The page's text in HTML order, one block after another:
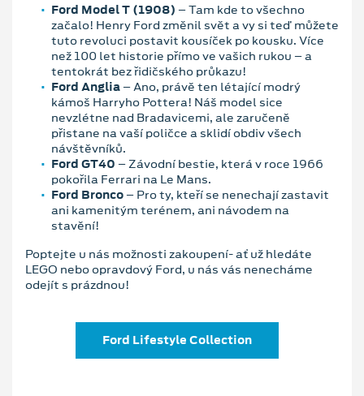
Ford Model T (1908) – Tam kde to všechno
začalo! Henry Ford změnil svět a vy si teď můžete
tuto revoluci postavit kousíček po kousku. Více
než 100 let historie přímo ve vašich rukou – a
tentokrát bez řidičského průkazu!
Ford Anglia – Ano, právě ten létající modrý
kámoš Harryho Pottera! Náš model sice
nevzlétne nad Bradavicemi, ale zaručeně
přistane na vaší poličce a sklidí obdiv všech
návštěvníků.
Ford GT40 – Závodní bestie, která v roce 1966
pokořila Ferrari na Le Mans.
Ford Bronco – Pro ty, kteří se nenechají zastavit
ani kamenitým terénem, ani návodem na
stavění!
Poptejte u nás možnosti zakoupení- ať už hledáte
LEGO nebo opravdový Ford, u nás vás nenecháme
odejít s prázdnou!
Ford Lifestyle Collection